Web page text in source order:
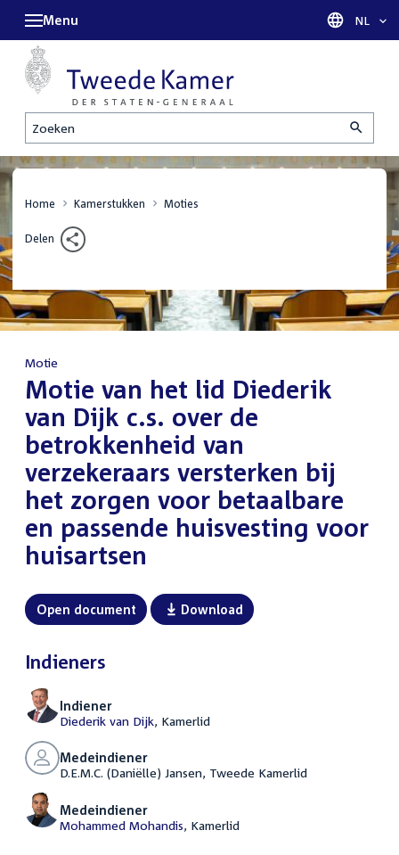
Zoeken
Menu Taal
NL
Home Kamerstukken Moties
Delen
Motie
:Motie van het lid Diederik
van Dijk c.s. over de
betrokkenheid van
verzekeraars versterken bij
het zorgen voor betaalbare
en passende huisvesting voor
huisartsen
Open document Download
Indieners
Indiener
Diederik van Dijk, Kamerlid
Medeindiener
D.E.M.C. (Daniëlle) Jansen, Tweede Kamerlid
Medeindiener
Mohammed Mohandis, Kamerlid